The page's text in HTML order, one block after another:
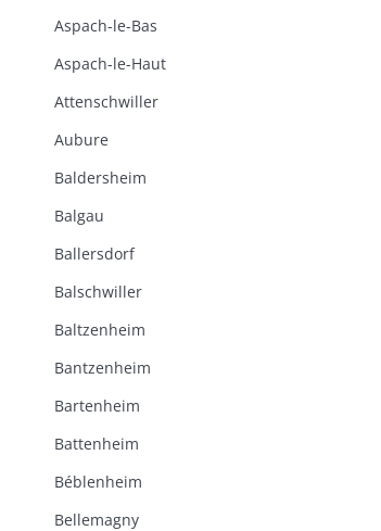
Aspach-le-Bas
Aspach-le-Haut
Attenschwiller
Aubure
Baldersheim
Balgau
Ballersdorf
Balschwiller
Baltzenheim
Bantzenheim
Bartenheim
Battenheim
Béblenheim
Bellemagny